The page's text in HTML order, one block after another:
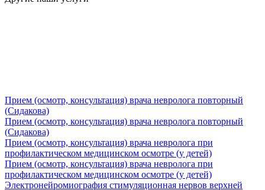
Прием (осмотр, консультация) врача невролога повторный
(Сидакова)
Прием (осмотр, консультация) врача невролога повторный
(Сидакова)
Прием (осмотр, консультация) врача невролога при
профилактическом медицинском осмотре (у детей)
Прием (осмотр, консультация) врача невролога при
профилактическом медицинском осмотре (у детей)
Электронейромиография стимуляционная нервов верхней